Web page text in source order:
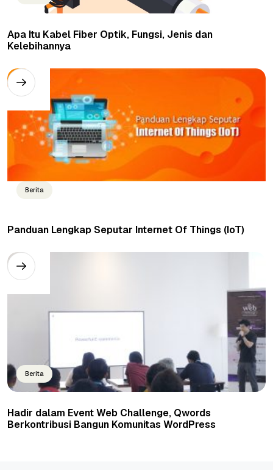
Apa Itu Kabel Fiber Optik, Fungsi, Jenis dan
Kelebihannya
Berita
Panduan Lengkap Seputar Internet Of Things (IoT)
Berita
Hadir dalam Event Web Challenge, Qwords
Berkontribusi Bangun Komunitas WordPress